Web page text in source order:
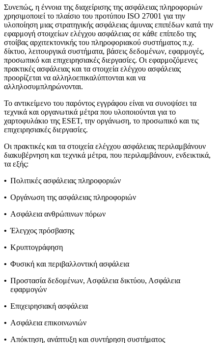
Συνεπώς, η έννοια της διαχείρισης της ασφάλειας πληροφοριών
χρησιμοποιεί το πλαίσιο του προτύπου ISO 27001 για την
υλοποίηση μιας στρατηγικής ασφάλειας άμυνας επιπέδων κατά την
εφαρμογή στοιχείων ελέγχου ασφάλειας σε κάθε επίπεδο της
στοίβας αρχιτεκτονικής του πληροφοριακού συστήματος π.χ.
δίκτυο, λειτουργικά συστήματα, βάσεις δεδομένων, εφαρμογές,
προσωπικό και επιχειρησιακές διεργασίες. Οι εφαρμοζόμενες
πρακτικές ασφάλειας και τα στοιχεία ελέγχου ασφάλειας
προορίζεται να αλληλοεπικαλύπτονται και να
αλληλοσυμπληρώνονται.
Το αντικείμενο του παρόντος εγγράφου είναι να συνοψίσει τα
τεχνικά και οργανωτικά μέτρα που υλοποιούνται για το
χαρτοφυλάκιο της ESET, την οργάνωση, το προσωπικό και τις
επιχειρησιακές διεργασίες.
Οι πρακτικές και τα στοιχεία ελέγχου ασφάλειας περιλαμβάνουν
διακυβέρνηση και τεχνικά μέτρα, που περιλαμβάνουν, ενδεικτικά,
τα εξής:
• Πολιτικές ασφάλειας πληροφοριών
• Οργάνωση της ασφάλειας πληροφοριών
• Ασφάλεια ανθρώπινων πόρων
• Έλεγχος πρόσβασης
• Κρυπτογράφηση
• Φυσική και περιβαλλοντική ασφάλεια
• Προστασία δεδομένων, Ασφάλεια δικτύου, Ασφάλεια
εφαρμογών
• Επιχειρησιακή ασφάλεια
• Ασφάλεια επικοινωνιών
• Απόκτηση, ανάπτυξη και συντήρηση συστήματος